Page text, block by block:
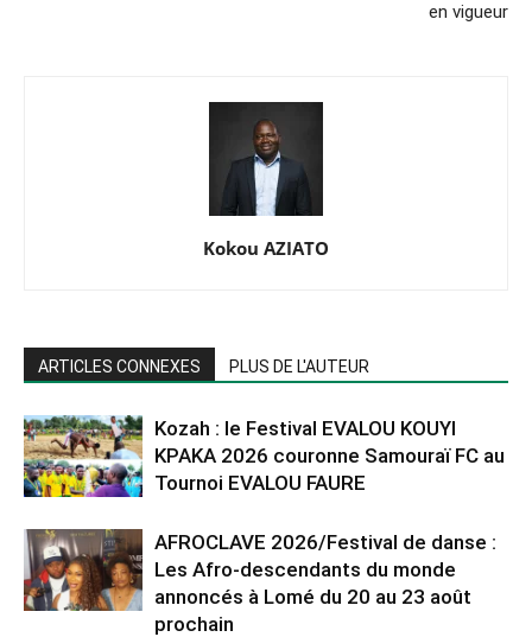
en vigueur
Kokou AZIATO
ARTICLES CONNEXES PLUS DE L'AUTEUR
Kozah : le Festival EVALOU KOUYI
KPAKA 2026 couronne Samouraï FC au
Tournoi EVALOU FAURE
AFROCLAVE 2026/Festival de danse :
Les Afro-descendants du monde
annoncés à Lomé du 20 au 23 août
prochain